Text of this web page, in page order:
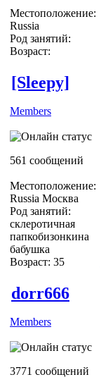
Местоположение:
Russia
Род занятий:
Возраст:
[Sleepy]
Members
561 сообщений
Местоположение:
Russia Москва
Род занятий:
склеротичная
папкобизонкина
бабушка
Возраст: 35
dorr666
Members
3771 сообщений